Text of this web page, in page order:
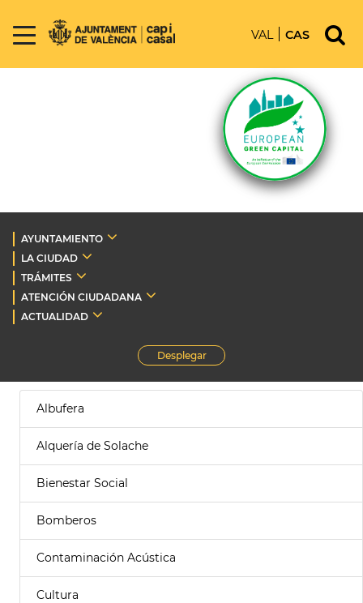
VAL CAS
AYUNTAMIENTO
LA CIUDAD
TRÁMITES
ATENCIÓN CIUDADANA
ACTUALIDAD
Desplegar
Albufera
Alquería de Solache
Bienestar Social
Bomberos
Contaminación Acústica
Cultura